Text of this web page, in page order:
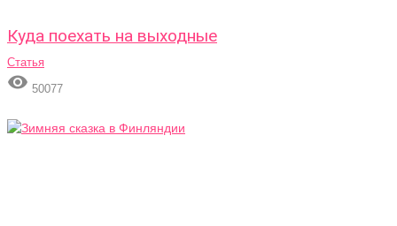
Куда поехать на выходные
Статья
 50077